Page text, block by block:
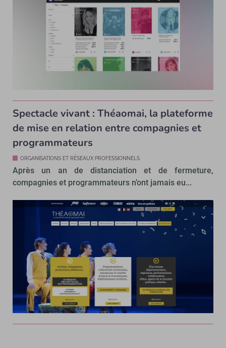
Spectacle vivant : Théaomai, la plateforme
de mise en relation entre compagnies et
programmateurs
ORGANISATIONS ET RÉSEAUX PROFESSIONNELS
Après un an de distanciation et de fermeture,
compagnies et programmateurs n’ont jamais eu...